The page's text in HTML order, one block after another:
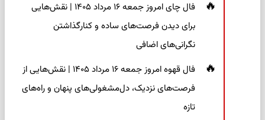
فال چای امروز جمعه ۱۶ مرداد ۱۴۰۵ | نقش‌هایی
برای دیدن فرصت‌های ساده و کنارگذاشتن
نگرانی‌های اضافی
فال قهوه امروز جمعه ۱۶ مرداد ۱۴۰۵ | نقش‌هایی از
فرصت‌های نزدیک، دل‌مشغولی‌های پنهان و راه‌های
تازه